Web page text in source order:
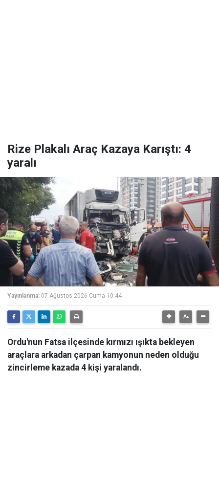
Rize Plakalı Araç Kazaya Karıştı: 4
yaralı
Yayınlanma: 07 Ağustos 2026 Cuma 10:44
Ordu'nun Fatsa ilçesinde kırmızı ışıkta bekleyen
araçlara arkadan çarpan kamyonun neden olduğu
zincirleme kazada 4 kişi yaralandı.